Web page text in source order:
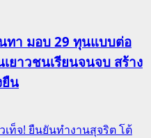
ทา มอบ 29 ทุนแบบต่อ
ยาวชนเรียนจนจบ สร้าง
ยืน
ท็จ! ยืนยันทำงานสุจริต โต้